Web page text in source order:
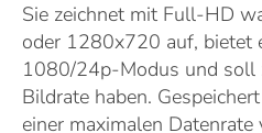
Sie zeichnet mit Full-HD
oder 1280x720 auf, bietet
1080/24p-Modus und soll
Bildrate haben.
einer maximalen